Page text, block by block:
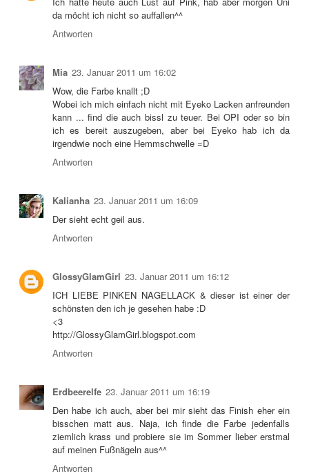
da möcht ich nicht so auffallen^^
Antworten
Mia 23. Januar 2011 um 16:02
Wow, die Farbe knallt ;D
Wobei ich mich einfach nicht mit Eyeko Lacken anfreunden
kann ... find die auch bissl zu teuer. Bei OPI oder so bin
ich es bereit auszugeben, aber bei Eyeko hab ich da
irgendwie noch eine Hemmschwelle =D
Antworten
Kalianha 23. Januar 2011 um 16:09
Der sieht echt geil aus.
Antworten
GlossyGlamGirl 23. Januar 2011 um 16:12
ICH LIEBE PINKEN NAGELLACK & dieser ist einer der
schönsten den ich je gesehen habe :D
<3
http://GlossyGlamGirl.blogspot.com
Antworten
Erdbeerelfe 23. Januar 2011 um 16:19
Den habe ich auch, aber bei mir sieht das Finish eher ein
bisschen matt aus. Naja, ich finde die Farbe jedenfalls
ziemlich krass und probiere sie im Sommer lieber erstmal
auf meinen Fußnägeln aus^^
Antworten